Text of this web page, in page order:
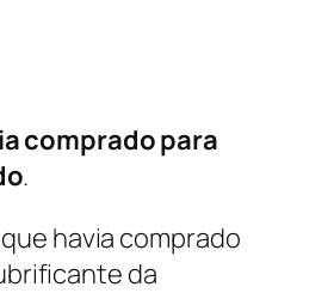
comprado para
.
havia comprado
da